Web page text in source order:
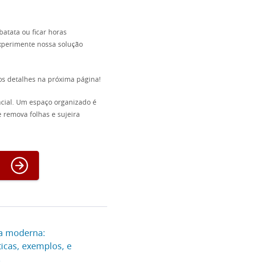
ou ficar horas
nossa solução
detalhes na próxima página!
Um espaço organizado é
remova folhas e sujeira
moderna:
exemplos, e